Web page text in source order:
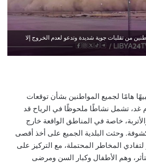
من تقلبات جوية شديدة وتدعو لعدم الخروج إلا
هامًا لجميع المواطنين بشأن توقعات
غد، تشمل نشاطًا ملحوظًا في الرياح قد
خاصة في المناطق الواقعة خارج
وحثت البلدية الجميع على أخذ أقصى
المخاطر المحتملة، مع التركيز على
وهم الأطفال وكبار السن ومرضى